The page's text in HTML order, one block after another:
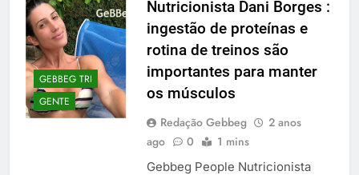
GEBBEG TRI
GENTE
Nutricionista Dani Borges :
ingestão de proteínas e
rotina de treinos são
importantes para manter
os músculos
Redação Gebbeg
2 anos
ago
0 1 mins
Gebbeg People Nutricionista